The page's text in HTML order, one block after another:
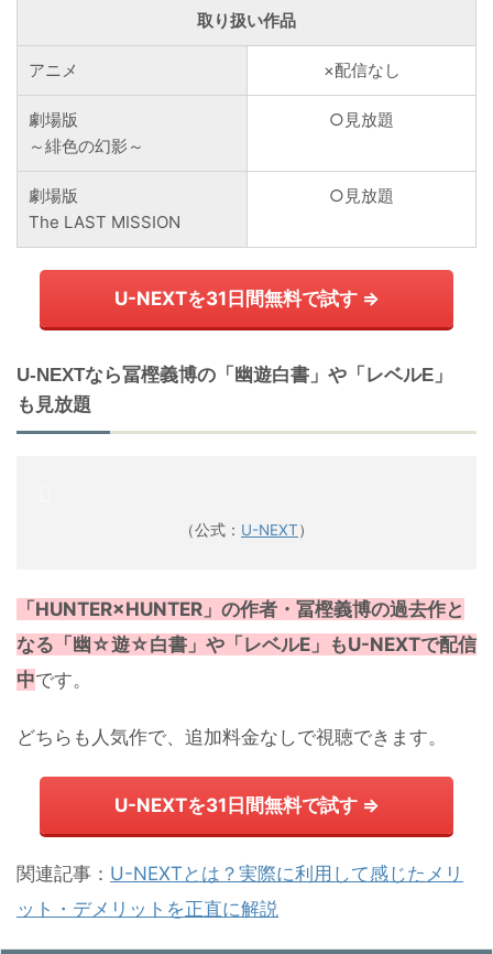
取り扱い作品
アニメ ×配信なし
劇場版
～緋色の幻影～
○見放題
劇場版
The LAST MISSION
○見放題
U-NEXTを31日間無料で試す ⇒
U-NEXTなら冨樫義博の「幽遊白書」や「レベルE」
も見放題
（公式： U-NEXT）
「HUNTER×HUNTER」の作者・冨樫義博の過去作と
なる「幽☆遊☆白書」や「レベルE」もU-NEXTで配信
中です。
どちらも人気作で、追加料金なしで視聴できます。
U-NEXTを31日間無料で試す ⇒
関連記事： U-NEXTとは？実際に利用して感じたメリ
ット・デメリットを正直に解説